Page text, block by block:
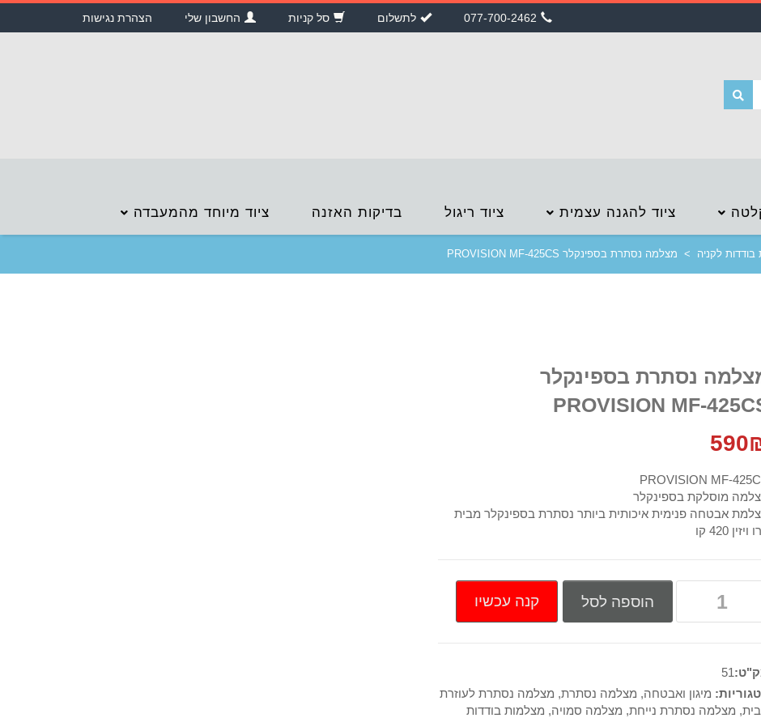
הצהרת נגישות החשבון שלי סל קניות לתשלום 077-700-2462
ציוד להגנה עצמית ציוד ריגול בדיקות האזנה ציוד מיוחד מהמעבדה
לקניה > מצלמה נסתרת בספינקלר PROVISION MF-425CS
נסתרת בספינקלר
PROVISION MF-
590
PROVISION MF-
מוסלקת בספינקלר
אבטחה פנימית איכותית ביותר נסתרת בספינקלר מבית
420 קו
הוספה לסל קנה עכשיו
51
מיגון ואבטחה, מצלמה נסתרת, מצלמה נסתרת לעוזרת
, מצלמה נסתרת נייחת, מצלמה סמויה, מצלמות בודדות